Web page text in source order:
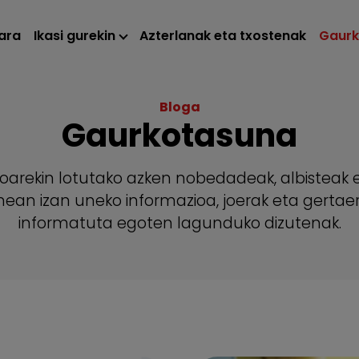
Ikasi gurekin Azterlanak eta txostenak
Bloga
Gaurkotasuna
lotutako azken nobedadeak,
izan uneko informazioa, joerak eta
informatuta egoten lagunduko dizutenak.